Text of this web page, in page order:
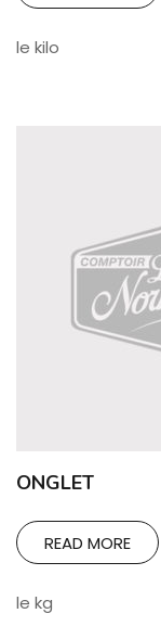
le kilo
ONGLET
READ MORE
le kg